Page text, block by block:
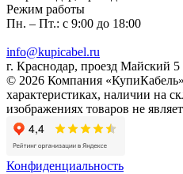
Режим работы
Пн. – Пт.: с 9:00 до 18:00
info@kupicabel.ru
г. Краснодар, проезд Майский 5
© 2026 Компания
характеристиках, наличии на
изображениях товаров не
Конфиденциальность